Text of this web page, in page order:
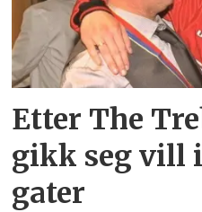
Etter The
gikk seg vill
gater